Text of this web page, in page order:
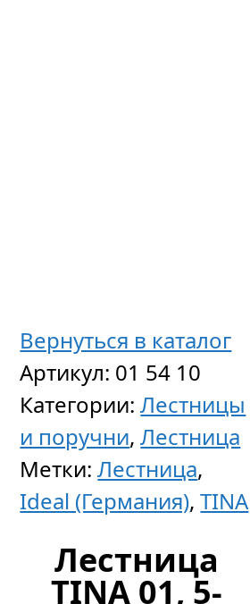
Вернуться в каталог
Артикул: 01 54 10
Категории:Лестницы
и поручни,Лестница
Метки:Лестница,
Ideal (Германия),TINA
Лестница
TINA 01, 5-